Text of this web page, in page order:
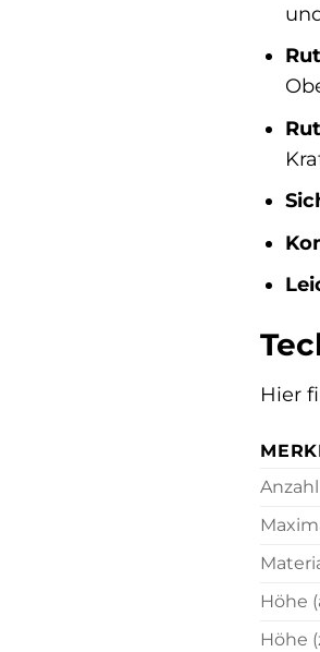
Hier
Höhe
Höhe